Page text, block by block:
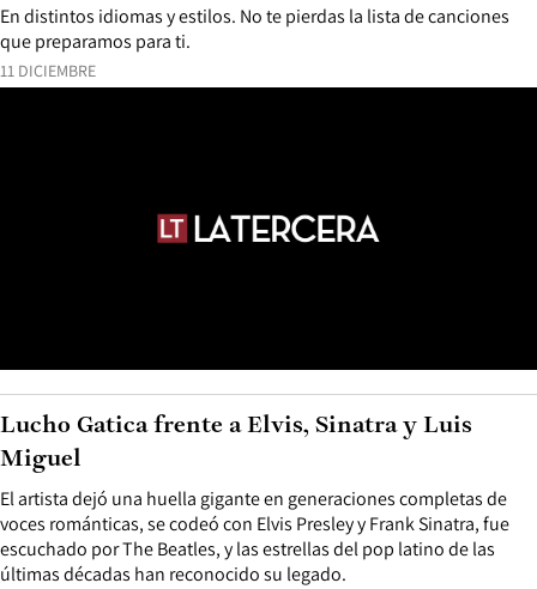
11 DICIEMBRE
En distintos idiomas y estilos. No te pierdas la lista de canciones
que preparamos para ti.
El artista dejó una huella gigante en generaciones completas de
voces románticas, se codeó con Elvis Presley y Frank Sinatra, fue
escuchado por The Beatles, y las estrellas del pop latino de las
últimas décadas han reconocido su legado.
Lucho Gatica frente a Elvis, Sinatra y Luis
Miguel